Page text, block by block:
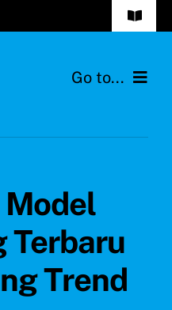
Toggle
Go to...
Terbaru
Trend